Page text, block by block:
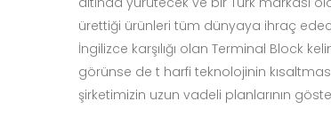
ürettiği ürünleri tüm dünyaya ihraç
İngilizce karşılığı olan Terminal Block
görünse de t harfi teknolojinin
şirketimizin uzun vadeli planlarının